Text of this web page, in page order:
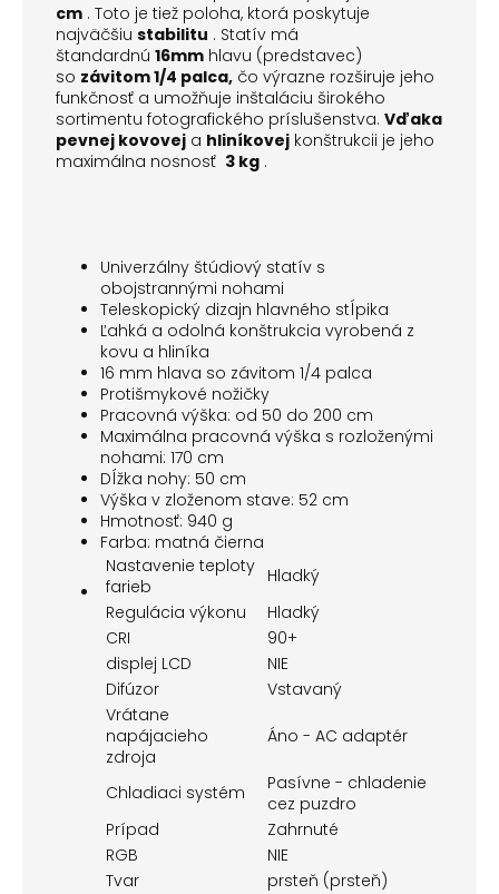
cm . Toto je tiež poloha, ktorá poskytuje
najväčšiu stabilitu . Statív má
štandardnú 16mm hlavu (predstavec)
so závitom 1/4 palca, čo výrazne rozširuje jeho
funkčnosť a umožňuje inštaláciu širokého
sortimentu fotografického príslušenstva. Vďaka
pevnej kovovej a hliníkovej konštrukcii je jeho
maximálna nosnosť 3 kg .
Univerzálny štúdiový statív s
obojstrannými nohami
Teleskopický dizajn hlavného stĺpika
Ľahká a odolná konštrukcia vyrobená z
kovu a hliníka
16 mm hlava so závitom 1/4 palca
Protišmykové nožičky
Pracovná výška: od 50 do 200 cm
Maximálna pracovná výška s rozloženými
nohami: 170 cm
Dĺžka nohy: 50 cm
Výška v zloženom stave: 52 cm
Hmotnosť: 940 g
Farba: matná čierna
Nastavenie teploty
farieb
Hladký
Regulácia výkonu
Hladký
CRI
90+
displej LCD
NIE
Difúzor
Vstavaný
Vrátane
napájacieho
zdroja
Áno - AC adaptér
Chladiaci systém
Pasívne - chladenie
cez puzdro
Prípad
Zahrnuté
RGB
NIE
Tvar
prsteň (prsteň)